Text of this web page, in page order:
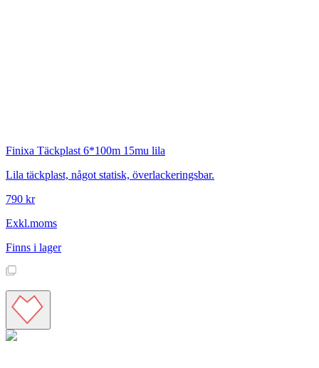
Finixa Täckplast 6*100m 15mu lila
Lila täckplast, något statisk, överlackeringsbar.
790 kr
Exkl.moms
Finns i lager